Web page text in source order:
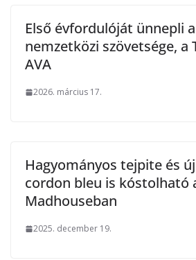
Első évfordulóját ünnepli
nemzetközi szövetsége, a
AVA
2026. március 17.
Hagyományos tejpite és
cordon bleu is kóstolható
Madhouseban
2025. december 19.